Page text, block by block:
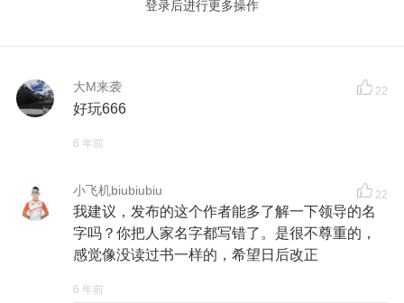
登录后进行更多操作
大M来袭 22
好玩666
6 年前
小飞机biubiubiu 22
我建议，发布的这个作者能多了解一下领导的名
字吗？你把人家名字都写错了。是很不尊重的，
感觉像没读过书一样的，希望日后改正
6 年前